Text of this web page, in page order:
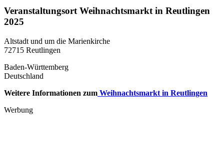
Veranstaltungsort Weihnachtsmarkt in Reutlingen
2025
Altstadt und um die Marienkirche
72715 Reutlingen
Baden-Württemberg
Deutschland
Weitere Informationen zum Weihnachtsmarkt in Reutlingen
Werbung